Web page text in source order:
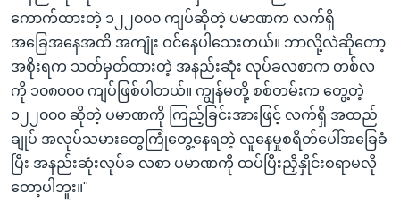
ကောက်ထားတဲ့ ၁၂၂၀၀၀ ကျပ်ဆိုတဲ့ ပမာဏက လက်ရှိ
အခြေအနေအထိ အကျုံး ဝင်နေပါသေးတယ်။ ဘာလို့လဲဆိုတော့
အစိုးရက သတ်မှတ်ထားတဲ့ အနည်းဆုံး လုပ်ခလစာက တစ်လ
ကို ၁၀၈၀၀၀ ကျပ်ဖြစ်ပါတယ်။ ကျွန်မတို့ စစ်တမ်းက တွေ့တဲ့
၁၂၂၀၀၀ ဆိုတဲ့ ပမာဏကို ကြည့်ခြင်းအားဖြင့် လက်ရှိ အထည်
ချုပ် အလုပ်သမားတွေကြုံတွေ့နေရတဲ့ လူနေမှုစရိတ်ပေါ်အခြေခံ
ပြီး အနည်းဆုံးလုပ်ခ လစာ ပမာဏကို ထပ်ပြီးညှိနှိုင်းစရာမလို
တော့ပါဘူး။"